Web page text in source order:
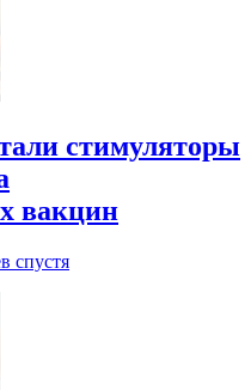
стимуляторы
вакцин
спустя